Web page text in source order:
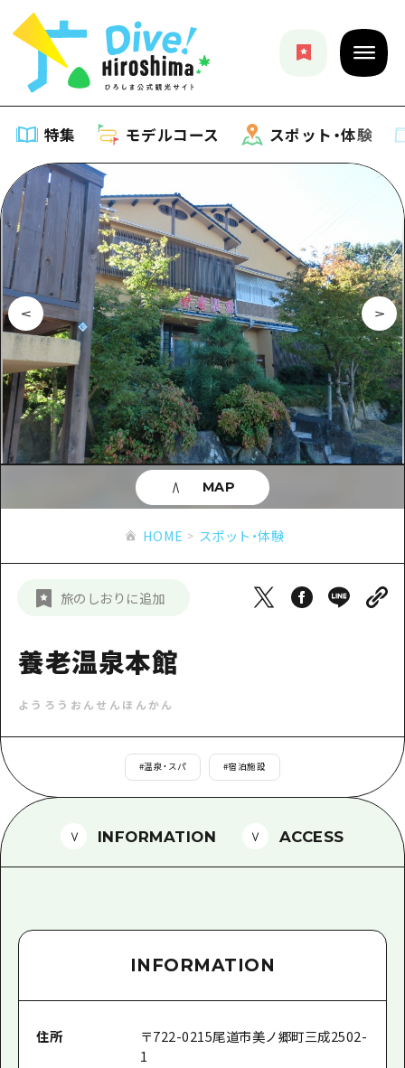
特集 モデルコース スポット・体験
特集
特集一覧
おすすめ
アート
イベント・祭り
グルメ・酒
サイクリング
ショッピング
スポーツ
ナイトライフ
定番
自然
モデルコース
モデルコース一覧
Dive! Hiroshima 公式ガイド
広島もしもトラベル
あたらしい非日常
広島市周辺
安芸
備北
芸北
山口県東部
弾丸
日帰り
半日
2泊3日
スポット・体験
スポット・体験一覧
広島市周辺
安芸
備後
備北
芸北
山口県東部
愛媛県
島根県
イベント
旬情報
お役立ち情報
お役立ち情報一覧
アクセス
お得な周遊チケット
HIROSHIMA FREE Wi-Fi
観光案内所
広島県を訪れる外国人旅行者向け情報一
ボランティアガイド
メディア掲載情報
新着情報
事業者・学校関係者の皆さま
HOME スポット・体験
旅のしおりに追加
養老温泉本館
ようろうおんせんほんかん
#温泉・スパ #宿泊施設
MAP
INFORMATION ACCESS
INFORMATION
住所 〒722-0215尾道市美ノ郷町三成2502-
1